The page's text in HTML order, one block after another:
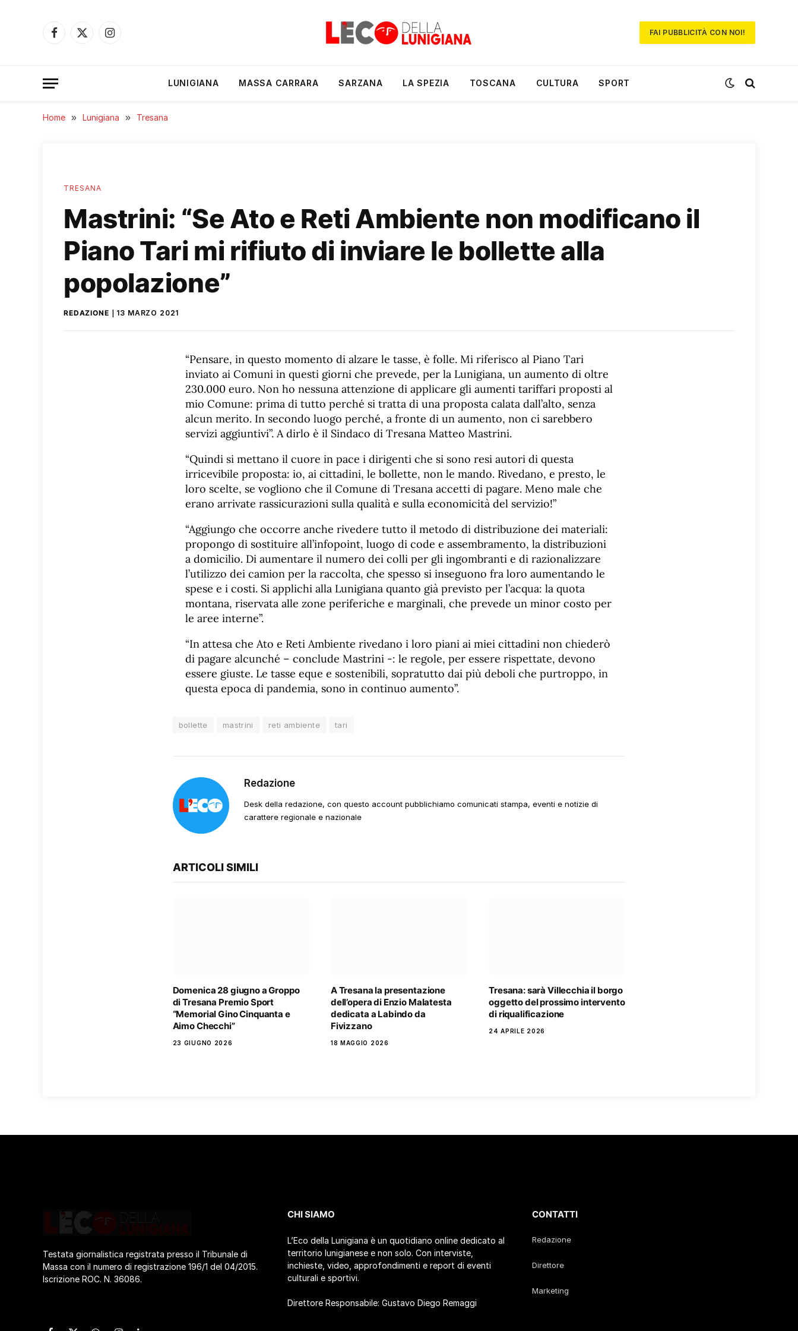
Facebook
X
Instagram
FAI PUBBLICITÀ CON NOI!
LUNIGIANA MASSA CARRARA SARZANA LA SPEZIA TOSCANA CULTURA SPORT
Home » Lunigiana » Tresana
TRESANA
Mastrini: “Se Ato e Reti Ambiente non modificano il
Piano Tari mi rifiuto di inviare le bollette alla
popolazione”
REDAZIONE 13 MARZO 2021
“Pensare, in questo momento di alzare le tasse, è folle. Mi riferisco al Piano Tari
inviato ai Comuni in questi giorni che prevede, per la Lunigiana, un aumento di oltre
230.000 euro. Non ho nessuna attenzione di applicare gli aumenti tariffari proposti al
mio Comune: prima di tutto perché si tratta di una proposta calata dall’alto, senza
alcun merito. In secondo luogo perché, a fronte di un aumento, non ci sarebbero
servizi aggiuntivi”. A dirlo è il Sindaco di Tresana Matteo Mastrini.
“Quindi si mettano il cuore in pace i dirigenti che si sono resi autori di questa
irricevibile proposta: io, ai cittadini, le bollette, non le mando. Rivedano, e presto, le
loro scelte, se vogliono che il Comune di Tresana accetti di pagare. Meno male che
erano arrivate rassicurazioni sulla qualità e sulla economicità del servizio!”
“Aggiungo che occorre anche rivedere tutto il metodo di distribuzione dei materiali:
propongo di sostituire all’infopoint, luogo di code e assembramento, la distribuzioni
a domicilio. Di aumentare il numero dei colli per gli ingombranti e di razionalizzare
l’utilizzo dei camion per la raccolta, che spesso si inseguono fra loro aumentando le
spese e i costi. Si applichi alla Lunigiana quanto già previsto per l’acqua: la quota
montana, riservata alle zone periferiche e marginali, che prevede un minor costo per
le aree interne”.
“In attesa che Ato e Reti Ambiente rivedano i loro piani ai miei cittadini non chiederò
di pagare alcunché – conclude Mastrini -: le regole, per essere rispettate, devono
essere giuste. Le tasse eque e sostenibili, sopratutto dai più deboli che purtroppo, in
questa epoca di pandemia, sono in continuo aumento”.
bollette mastrini reti ambiente tari
Redazione
Desk della redazione, con questo account pubblichiamo comunicati stampa, eventi e notizie di
carattere regionale e nazionale
ARTICOLI SIMILI
Domenica 28 giugno a Groppo
di Tresana Premio Sport
“Memorial Gino Cinquanta e
Aimo Checchi”
23 GIUGNO 2026
A Tresana la presentazione
dell’opera di Enzio Malatesta
dedicata a Labindo da
Fivizzano
18 MAGGIO 2026
Tresana: sarà Villecchia il borgo
oggetto del prossimo intervento
di riqualificazione
24 APRILE 2026
Testata giornalistica registrata presso il Tribunale di
Massa con il numero di registrazione 196/1 del 04/2015.
Iscrizione ROC. N. 36086.
CHI SIAMO
L’Eco della Lunigiana è un quotidiano online dedicato al
territorio lunigianese e non solo. Con interviste,
inchieste, video, approfondimenti e report di eventi
culturali e sportivi.
Direttore Responsabile: Gustavo Diego Remaggi
CONTATTI
Redazione
Direttore
Marketing